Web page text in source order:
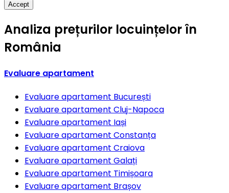
Accept
Analiza prețurilor locuințelor în
România
Evaluare apartament
Evaluare apartament București
Evaluare apartament Cluj-Napoca
Evaluare apartament Iași
Evaluare apartament Constanța
Evaluare apartament Craiova
Evaluare apartament Galați
Evaluare apartament Timișoara
Evaluare apartament Brașov